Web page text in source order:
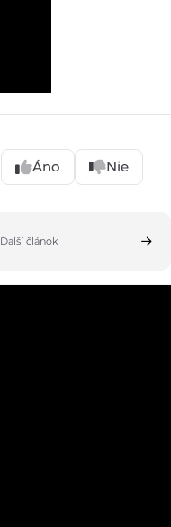
Áno Nie
Ďalší článok